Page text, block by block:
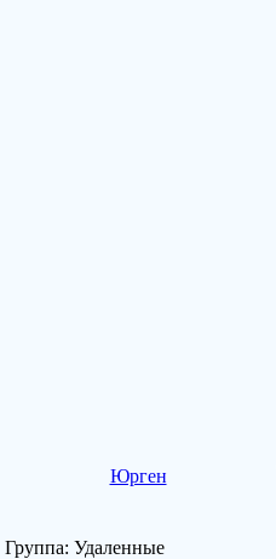
Юрген
Группа: Удаленные